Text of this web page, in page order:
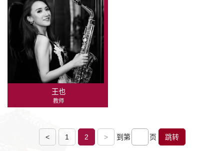
王也
教师
< 1 2 > 到第 页 跳转